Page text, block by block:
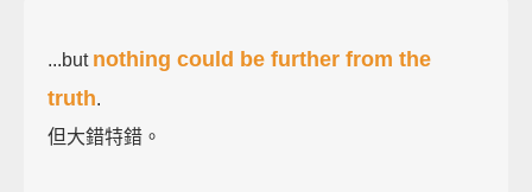
...but nothing could be further from the
truth.
但大錯特錯。